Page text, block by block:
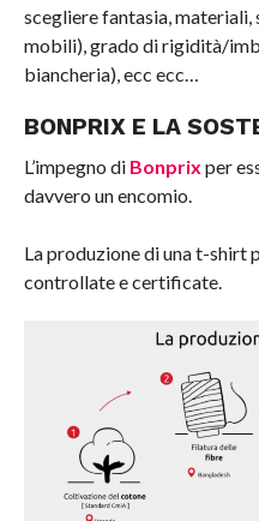
scegliere fantasia,
mobili), grado di rigidità/
biancheria), ecc ecc…
BONPRIX E LA
L’impegno di Bonprix per
davvero un encomio.
La produzione di una t-shirt
controllate e certificate.